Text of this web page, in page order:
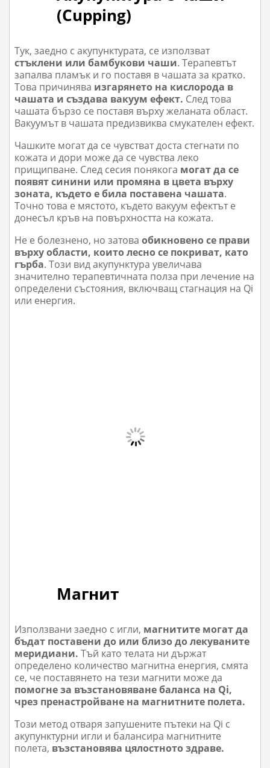
(Cupping)
Тук, заедно с акупунктурата, се използват
стъклени или бамбукови чаши. Терапевтът
запалва пламък и го поставя в чашата за кратко.
Това причинява изгарянето на кислорода в
чашата и създава вакуум ефект. След това
чашата бързо се поставя върху желаната област.
Вакуумът в чашата предизвиква смукателен ефект.
Чашките могат да се чувстват доста стегнати по
кожата и дори може да се чувства леко
прищипване. След сесия понякога могат да се
появят синини или промяна в цвета върху
зоната, където е била поставена чашата.
Точно това е мястото, където вакуум ефектът е
донесъл кръв на повърхността на кожата.
Не е болезнено, но затоваобикновено се прави
върху области, които лесно се покриват, като
гърба. Този вид акупунктура увеличава
значително терапевтичната полза при лечение на
определени състояния, включващ стагнация на Qi
или енергия.
Магнит
Използвани заедно с игли, магнитите могат да
бъдат поставени до или близо до лекуваните
меридиани. Тъй като телата ни държат
определено количество магнитна енергия, смята
се, че поставянето на тези магнити може да
помогне за възстановяване баланса на Qi,
чрез пренастройване на магнитните полета.
Този метод отваря запушените пътеки на Qi с
акупунктурни игли и балансира магнитните
полета, възстановява цялостното здраве.